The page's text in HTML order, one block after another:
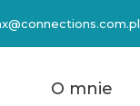
O mnie